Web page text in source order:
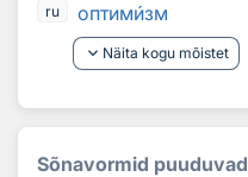
ru оптимизм
keyboard_arrow_down Näita kogu mõistet
Sõnavormid puuduvad